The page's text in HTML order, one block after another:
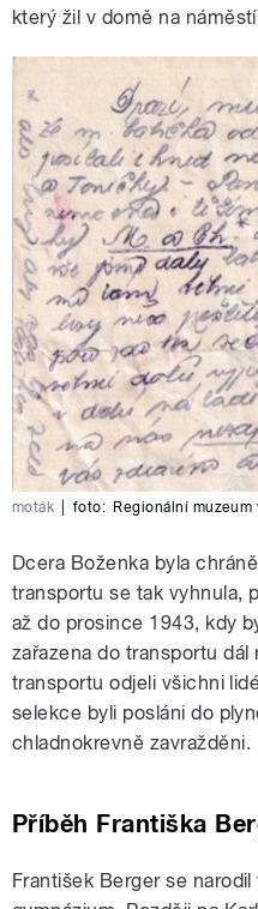
který žil v domě na
moták foto: Regionální muzeum
Dcera Boženka byla
transportu se tak vyhnula,
až do prosince 1943, kdy
zařazena do transportu
transportu odjeli všichni
selekce byli posláni do
chladnokrevně zavražděni.
Příběh Františka
František Berger se